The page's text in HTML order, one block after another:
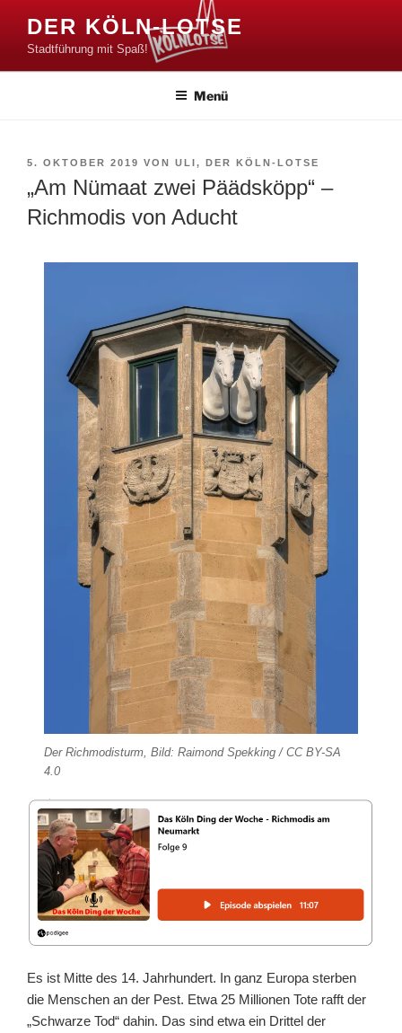
Inhalt
springen
DER KÖLN-LOTSE
Stadtführung mit Spaß!
Menü
VERÖFFENTLICHT
AM
5. OKTOBER 2019 VON ULI, DER KÖLN-LOTSE
„Am Nümaat zwei Päädsköpp“ –
Richmodis von Aducht
Der Richmodisturm, Bild: Raimond Spekking / CC BY-SA
4.0
Es ist Mitte des 14. Jahrhundert. In ganz Europa sterben
die Menschen an der Pest. Etwa 25 Millionen Tote rafft der
„Schwarze Tod“ dahin. Das sind etwa ein Drittel der